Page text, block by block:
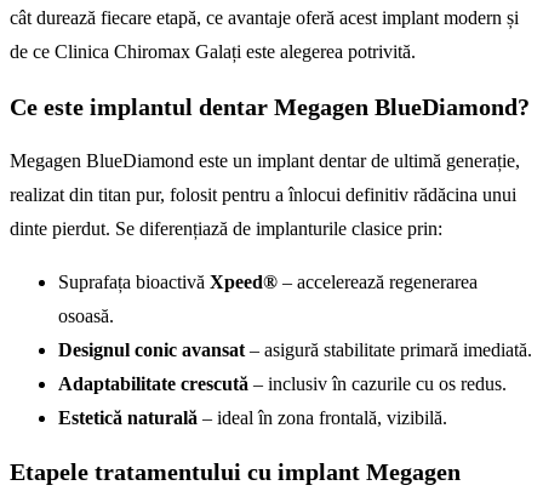
cât durează fiecare etapă, ce avantaje oferă acest implant modern și
de ce Clinica Chiromax Galați este alegerea potrivită.
Ce este implantul dentar Megagen BlueDiamond?
Megagen BlueDiamond este un implant dentar de ultimă generație,
realizat din titan pur, folosit pentru a înlocui definitiv rădăcina unui
dinte pierdut. Se diferențiază de implanturile clasice prin:
Suprafața bioactivă Xpeed® – accelerează regenerarea
osoasă.
Designul conic avansat – asigură stabilitate primară imediată.
Adaptabilitate crescută – inclusiv în cazurile cu os redus.
Estetică naturală – ideal în zona frontală, vizibilă.
Etapele tratamentului cu implant Megagen